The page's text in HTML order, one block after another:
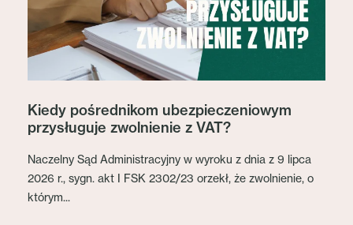
Kiedy pośrednikom ubezpieczeniowym
przysługuje zwolnienie z VAT?
Naczelny Sąd Administracyjny w wyroku z dnia z 9 lipca
2026 r., sygn. akt I FSK 2302/23 orzekł, że zwolnienie, o
którym...